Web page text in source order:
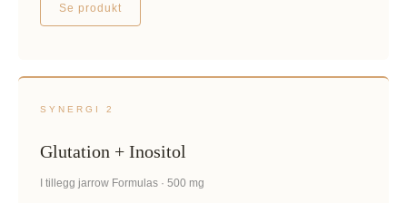
Se produkt
SYNERGI 2
Glutation + Inositol
I tillegg jarrow Formulas · 500 mg